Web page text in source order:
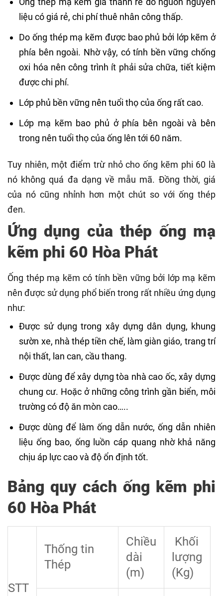
liệu có giá rẻ, chi phí thuê nhân công thấp.
Do ống thép mạ kẽm được bao phủ bởi lớp kẽm ở
phía bên ngoài. Nhờ vậy, có tính bền vững chống
oxi hóa nên công trình ít phải sửa chữa, tiết kiệm
được chi phí.
Lớp phủ bền vững nên tuổi thọ của ống rất cao.
Lớp mạ kẽm bao phủ ở phía bên ngoài và bên
trong nên tuổi thọ của ống lên tới 60 năm.
Tuy nhiên, một điểm trừ nhỏ cho ống kẽm phi 60 là
nó không quá đa dạng về mẫu mã. Đồng thời, giá
của nó cũng nhỉnh hơn một chút so với ống thép
đen.
Ứng dụng của thép ống mạ
kẽm phi 60 Hòa Phát
Ống thép mạ kẽm có tính bền vững bởi lớp mạ kẽm
nên được sử dụng phổ biến trong rất nhiều ứng dụng
như:
Được sử dụng trong xây dựng dân dụng, khung
sườn xe, nhà thép tiền chế, làm giàn giáo, trang trí
nội thất, lan can, cầu thang.
Được dùng để xây dựng tòa nhà cao ốc, xây dựng
chung cư. Hoặc ở những công trình gần biển, môi
trường có độ ăn mòn cao…..
Được dùng để làm ống dẫn nước, ống dẫn nhiên
liệu ống bao, ống luồn cáp quang nhờ khả năng
chịu áp lực cao và độ ổn định tốt.
Bảng quy cách ống kẽm phi
60 Hòa Phát
STT
Thống tin
Thép
Chiều
dài
(m)
Khối
lượng
(Kg)